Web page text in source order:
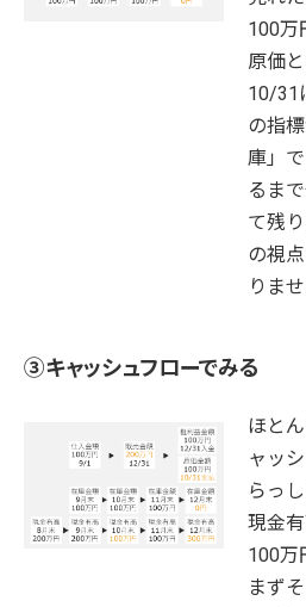
100万
原価
10/31
の指
庫」
るま
て残
の視
りませ
③キャッシュフローでみる
ほと
ャッ
らっ
現金
100万
まず